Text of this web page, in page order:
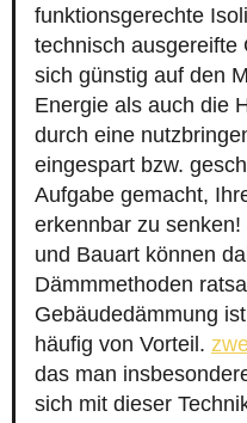
funktionsgerechte
technisch ausgereifte
sich günstig auf den
Energie als auch die
durch eine
eingespart bzw.
Aufgabe gemacht,
erkennbar zu
und Bauart können
Dämmmethoden
Gebäudedämmung
häufig von Vorteil.
das man
sich mit dieser